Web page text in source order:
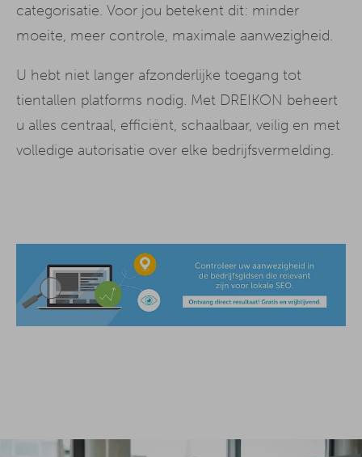
categorisatie. Voor jou betekent dit: minder
moeite, meer controle, maximale aanwezigheid.
U hebt niet langer afzonderlijke toegang tot
tientallen platforms nodig. Met DREIKON beheert
u alles centraal, efficiënt, schaalbaar, veilig en met
volledige autorisatie over elke bedrijfsvermelding.